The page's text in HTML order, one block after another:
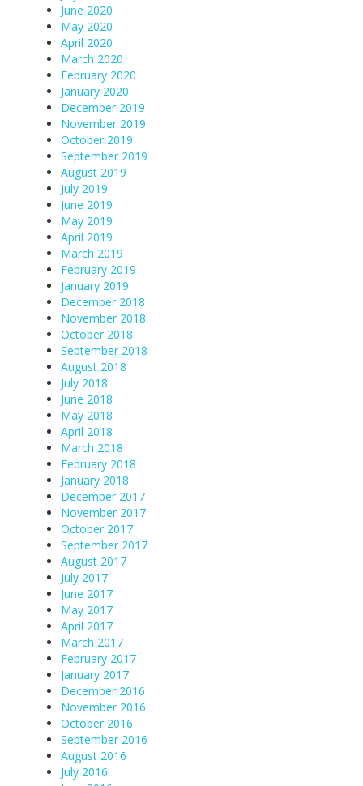
June 2020
May 2020
April 2020
March 2020
February 2020
January 2020
December 2019
November 2019
October 2019
September 2019
August 2019
July 2019
June 2019
May 2019
April 2019
March 2019
February 2019
January 2019
December 2018
November 2018
October 2018
September 2018
August 2018
July 2018
June 2018
May 2018
April 2018
March 2018
February 2018
January 2018
December 2017
November 2017
October 2017
September 2017
August 2017
July 2017
June 2017
May 2017
April 2017
March 2017
February 2017
January 2017
December 2016
November 2016
October 2016
September 2016
August 2016
July 2016